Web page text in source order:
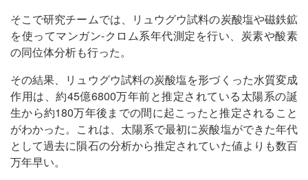
そこで研究チームでは、リュウグウ試料の炭酸塩や磁鉄鉱
を使ってマンガン‐クロム系年代測定を行い、炭素や酸素
の同位体分析も行った。
その結果、リュウグウ試料の炭酸塩を形づくった水質変成
作用は、約45億6800万年前と推定されている太陽系の誕
生から約180万年後までの間に起こったと推定されること
がわかった。これは、太陽系で最初に炭酸塩ができた年代
として過去に隕石の分析から推定されていた値よりも数百
万年早い。